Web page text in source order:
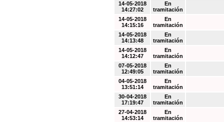
14-05-2018
14:27:02
En
tramitación
14-05-2018
14:15:16
En
tramitación
14-05-2018
14:13:48
En
tramitación
14-05-2018
14:12:47
En
tramitación
07-05-2018
12:49:05
En
tramitación
04-05-2018
13:51:14
En
tramitación
30-04-2018
17:19:47
En
tramitación
27-04-2018
14:53:14
En
tramitación